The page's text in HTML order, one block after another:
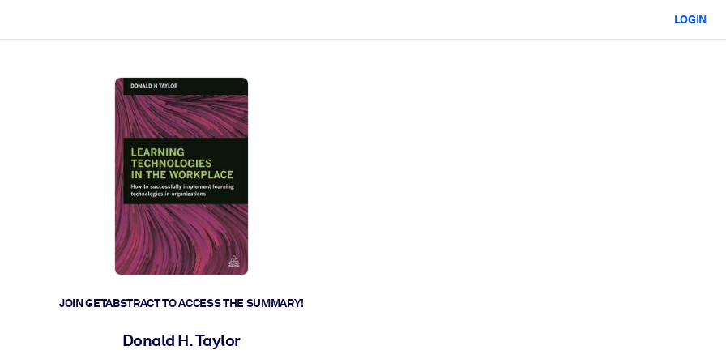
LOGIN
JOIN GETABSTRACT TO ACCESS THE SUMMARY!
Donald H. Taylor